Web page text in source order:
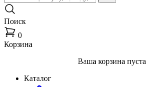
Поиск
0
Корзина
Ваша корзина пуста
Каталог